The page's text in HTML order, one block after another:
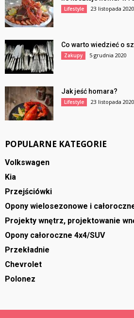
Lifestyle 23 listopada 2020
Co warto wiedzieć o
Zakupy 5 grudnia 2020
Jak jeść homara?
Lifestyle 23 listopada 2020
POPULARNE KATEGORIE
Volkswagen
Kia
Przejściówki
Opony wielosezonowe i
Projekty wnętrz, projektowanie
Opony całoroczne 4x4/SUV
Przekładnie
Chevrolet
Polonez